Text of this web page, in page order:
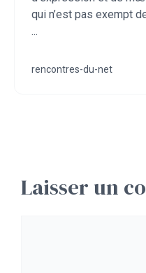
qui n’est pas exempt
...
rencontres-du-net
Laisser un